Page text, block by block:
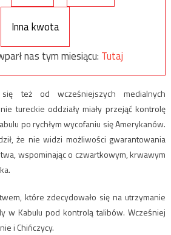
Inna kwota
nas tym miesiącu: Tutaj
się też od wcześniejszych medialnych
tureckie oddziały miały przejąć kontrolę
po rychłym wycofaniu się Amerykanów.
że nie widzi możliwości gwarantowania
wspominając o czwartkowym, krwawym
które zdecydowało się na utrzymanie
w Kabulu pod kontrolą talibów. Wcześniej
i Chińczycy.